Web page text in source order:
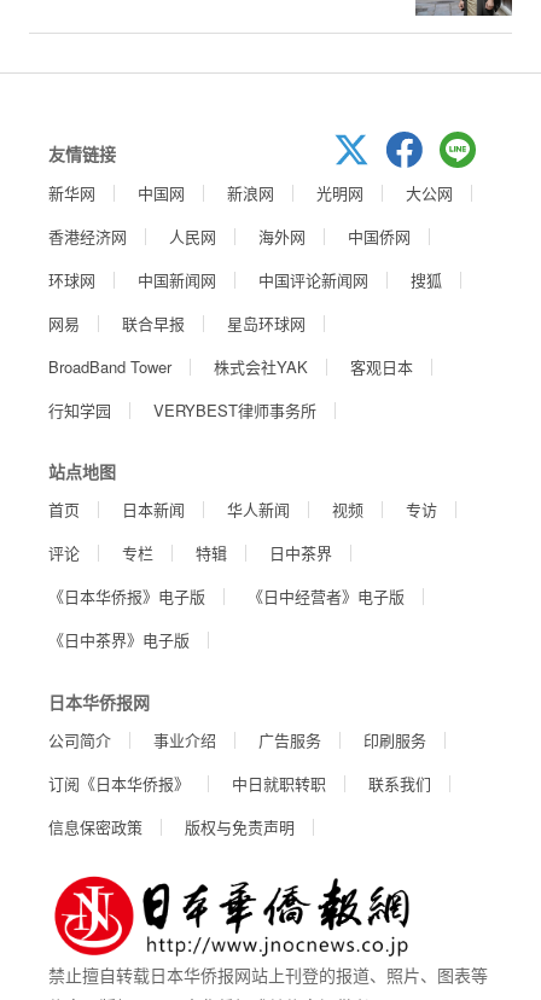
友情链接
新华网 中国网 新浪网 光明网
大公网
香港经济网
人民网 海外网
中国侨网
环球网
中国新闻网 中国评论新闻网
搜狐
网易
联合早报
星岛环球网
BroadBand Tower
株式会社YAK
客观日本
行知学园
VERYBEST律师事务所
站点地图
首页 日本新闻 华人新闻 视频
专访
评论
专栏 特辑
日中茶界
《日本华侨报》电子版
《日中经营者》电子版
《日中茶界》电子版
日本华侨报网
公司简介 事业介绍 广告服务
印刷服务
订阅《日本华侨报》
中日就职转职
联系我们
信息保密政策
版权与免责声明
禁止擅自转载日本华侨报网站上刊登的报道、照片、图表等